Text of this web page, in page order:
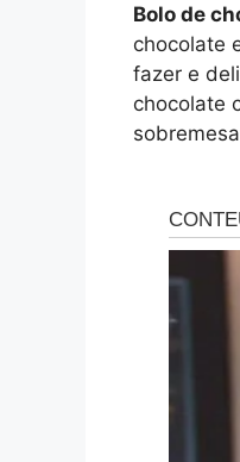
Bolo de
chocolate
fazer e
chocolate